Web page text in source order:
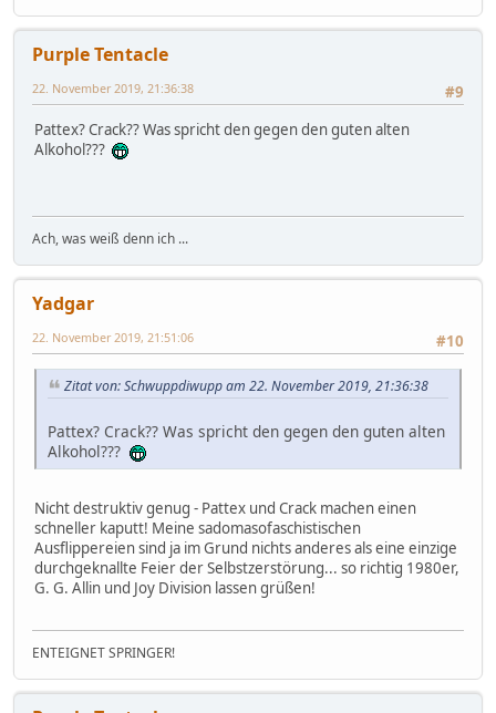
Purple Tentacle
#9
22. November 2019, 21:36:38
Pattex? Crack?? Was spricht den gegen den guten alten
Alkohol???
Ach, was weiß denn ich ...
Yadgar
#10
22. November 2019, 21:51:06
Zitat von: Schwuppdiwupp am 22. November 2019, 21:36:38
Pattex? Crack?? Was spricht den gegen den guten alten
Alkohol???
Nicht destruktiv genug - Pattex und Crack machen einen
schneller kaputt! Meine sadomasofaschistischen
Ausflippereien sind ja im Grund nichts anderes als eine einzige
durchgeknallte Feier der Selbstzerstörung... so richtig 1980er,
G. G. Allin und Joy Division lassen grüßen!
ENTEIGNET SPRINGER!